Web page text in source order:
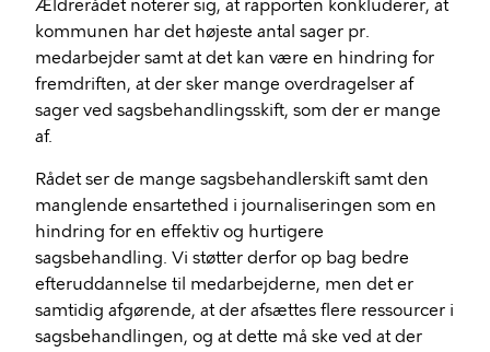
Ældrerådet noterer sig, at rapporten konkluderer, at
kommunen har det højeste antal sager pr.
medarbejder samt at det kan være en hindring for
fremdriften, at der sker mange overdragelser af
sager ved sagsbehandlingsskift, som der er mange
af.
Rådet ser de mange sagsbehandlerskift samt den
manglende ensartethed i journaliseringen som en
hindring for en effektiv og hurtigere
sagsbehandling. Vi støtter derfor op bag bedre
efteruddannelse til medarbejderne, men det er
samtidig afgørende, at der afsættes flere ressourcer i
sagsbehandlingen, og at dette må ske ved at der